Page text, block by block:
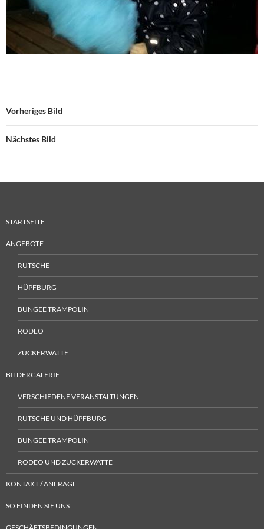
Vorheriges Bild
Nächstes Bild
STARTSEITE
ANGEBOTE
RUTSCHE
HÜPFBURG
BUNGEE TRAMPOLIN
RODEO
ZUCKERWATTE
BILDERGALERIE
VERSCHIEDENE VERANSTALTUNGEN
RUTSCHE UND HÜPFBURG
BUNGEE TRAMPOLIN
RODEO UND ZUCKERWATTE
KONTAKT / ANFRAGE
SO FINDEN SIE UNS